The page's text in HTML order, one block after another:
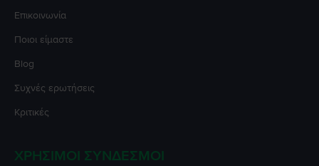
Επικοινωνία
Ποιοι είμαστε
Blog
Συχνές ερωτήσεις
Κριτικές
ΧΡΉΣΙΜΟΙ ΣΎΝΔΕΣΜΟΙ